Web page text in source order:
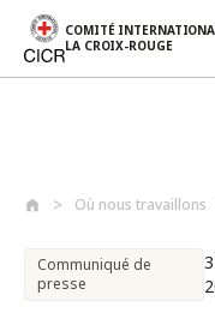
COMITÉ
LA CROIX-ROUGE
Où nous travaillons
Communiqué de
presse